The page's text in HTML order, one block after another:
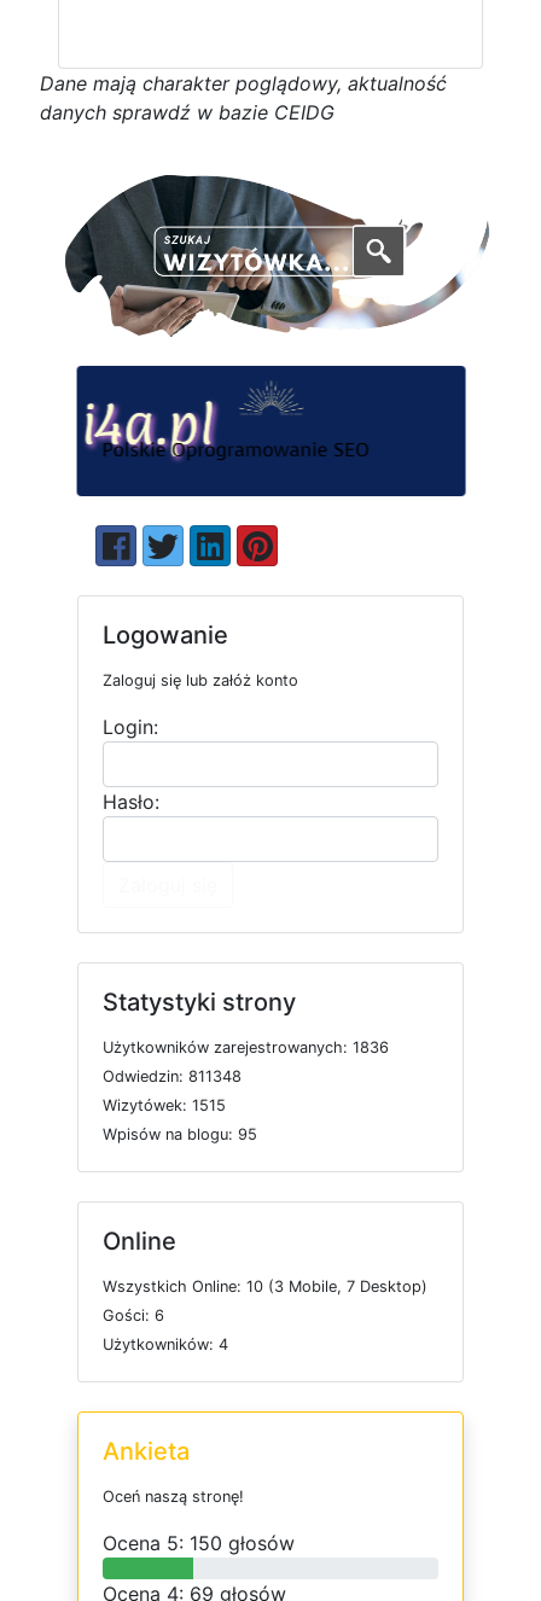
Dane mają charakter poglądowy, aktualność
danych sprawdź w bazie CEIDG
Logowanie
Zaloguj się lub załóż konto
Login:
Hasło:
Statystyki strony
Użytkowników zarejestrowanych: 1836
Odwiedzin: 811348
Wizytówek: 1515
Wpisów na blogu: 95
Online
Wszystkich Online: 10 (3 Mobile, 7 Desktop)
Gości: 6
Użytkowników: 4
Ankieta
Oceń naszą stronę!
Ocena 5: 150 głosów
Ocena 4: 69 głosów